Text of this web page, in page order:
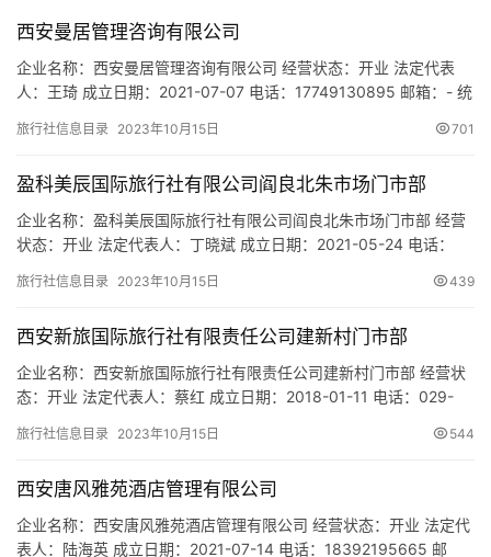
游
城
市
西安曼居管理咨询有限公司
企业名称：西安曼居管理咨询有限公司 经营状态：开业 法定代表
人：王琦 成立日期：2021-07-07 电话：17749130895 邮箱：- 统
市经济技术开发区凤城二路10号天地时代广场1幢2单元21307室 网
务；采购代理服…
旅行社信息目录 2023年10月15日 701
盈科美辰国际旅行社有限公司阎良北朱市场门市部
企业名称：盈科美辰国际旅行社有限公司阎良北朱市场门市部 经营
状态：开业 法定代表人：丁晓斌 成立日期：2021-05-24 电话：
91610114MAB0WFDL7Y 注册地址：陕西省西安市阎良区新华路街
项目：旅行社…
旅行社信息目录 2023年10月15日 439
西安新旅国际旅行社有限责任公司建新村门市部
企业名称：西安新旅国际旅行社有限责任公司建新村门市部 经营状
态：开业 法定代表人：蔡红 成立日期：2018-01-11 电话：029-
91610135MA6UQ2PA38 注册地址：陕西省西安市莲湖区建新村
法须经批准的…
旅行社信息目录 2023年10月15日 544
西安唐风雅苑酒店管理有限公司
企业名称：西安唐风雅苑酒店管理有限公司 经营状态：开业 法定代
表人：陆海英 成立日期：2021-07-14 电话：18392195665 邮